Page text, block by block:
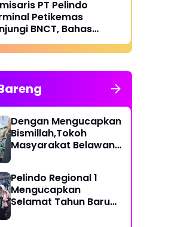
PT Pelindo
Petikemas
BNCT, Bahas
dan Rencana
Terminal
Dengan Mengucapkan
Bismillah,Tokoh
Masyarakat Belawan,
Pelindo Regional 1
Mengucapkan
Selamat Tahun Baru